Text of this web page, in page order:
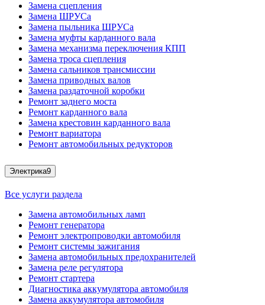
Замена сцепления
Замена ШРУСа
Замена пыльника ШРУСа
Замена муфты карданного вала
Замена механизма переключения КПП
Замена троса сцепления
Замена сальников трансмиссии
Замена приводных валов
Замена раздаточной коробки
Ремонт заднего моста
Ремонт карданного вала
Замена крестовин карданного вала
Ремонт вариатора
Ремонт автомобильных редукторов
Электрика9
Все услуги раздела
Замена автомобильных ламп
Ремонт генератора
Ремонт электропроводки автомобиля
Ремонт системы зажигания
Замена автомобильных предохранителей
Замена реле регулятора
Ремонт стартера
Диагностика аккумулятора автомобиля
Замена аккумулятора автомобиля